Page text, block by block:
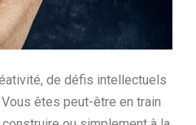
de défis intellectuels
êtes peut-être en train